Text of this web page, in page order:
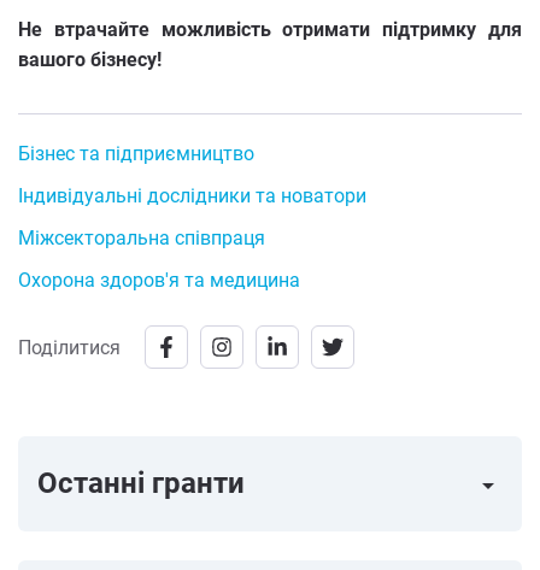
Не втрачайте можливість отримати підтримку для
вашого бізнесу!
Бізнес та підприємництво
Індивідуальні дослідники та новатори
Міжсекторальна співпраця
Охорона здоров'я та медицина
Поділитися
Останні гранти arrow_right